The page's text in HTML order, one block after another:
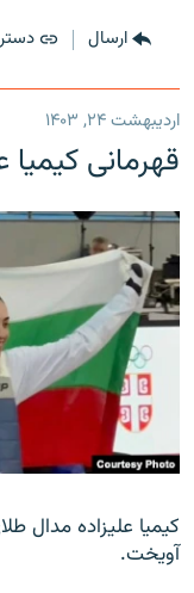
ارسال
اردیبهشت ۲۴, ۱۴۰۳
قهرمانی کیمیا
کیمیا علیزاده مدال
آویخت.